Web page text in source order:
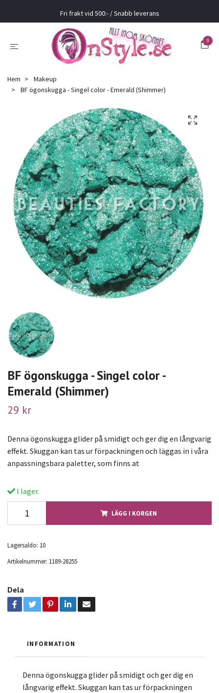
Fri frakt vid 500:- / Snabb leverans
0
Hem
Makeup
BF ögonskugga - Singel color - Emerald (Shimmer)
BF ögonskugga - Singel color -
Emerald (Shimmer)
29 kr
Denna ögonskugga glider på smidigt och ger dig en långvarig
effekt. Skuggan kan tas ur förpackningen och läggas in i våra
anpassningsbara paletter, som finns at
I lager.
LÄGG I KORGEN
Lagersaldo: 10
Artikelnummer: 1189-28255
Dela
INFORMATION
Denna ögonskugga glider på smidigt och ger dig en
långvarig effekt. Skuggan kan tas ur förpackningen